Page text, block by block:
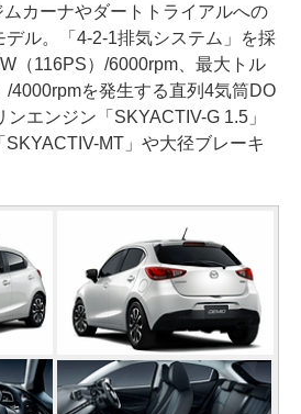
カーナやダートトライアルへの
ル。「4-2-1排気システム」を採
（116PS）/6000rpm、最大トル
/4000rpmを発生する直列4気筒DO
エンジン「SKYACTIV-G 1.5」
MT」や大径ブレーキ